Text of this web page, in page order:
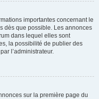
importantes concernant le
dès que possible. Les annonces
dans lequel elles sont
la possibilité de publier des
l’administrateur.
sur la première page du